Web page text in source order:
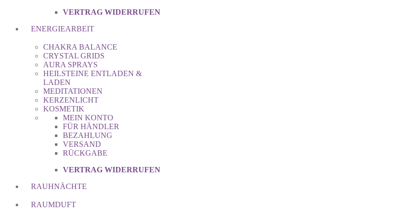
VERTRAG WIDERRUFEN
ENERGIEARBEIT
CHAKRA BALANCE
CRYSTAL GRIDS
AURA SPRAYS
HEILSTEINE ENTLADEN &
LADEN
MEDITATIONEN
KERZENLICHT
KOSMETIK
MEIN KONTO
FÜR HÄNDLER
BEZAHLUNG
VERSAND
RÜCKGABE
VERTRAG WIDERRUFEN
RAUHNÄCHTE
RAUMDUFT